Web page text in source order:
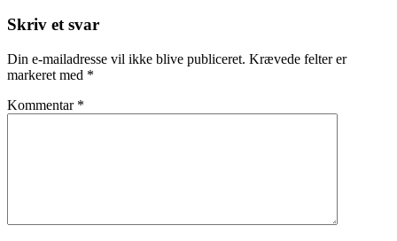
Skriv et svar
Din e-mailadresse vil ikke blive publiceret. Krævede felter er
markeret med *
Kommentar *